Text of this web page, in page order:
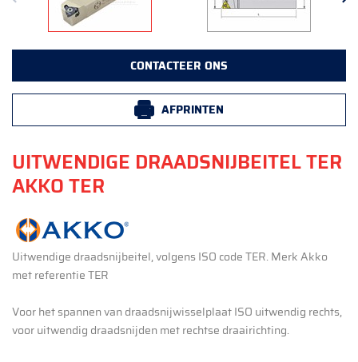
CONTACTEER ONS
AFPRINTEN
UITWENDIGE DRAADSNIJBEITEL TER
AKKO TER
Uitwendige draadsnijbeitel, volgens ISO code TER. Merk Akko
met referentie TER
Voor het spannen van draadsnijwisselplaat ISO uitwendig rechts,
voor uitwendig draadsnijden met rechtse draairichting.